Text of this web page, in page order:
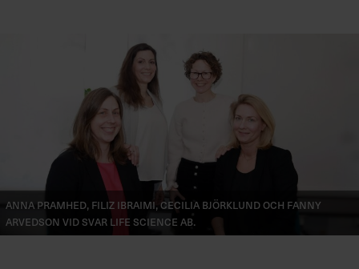
personuppgiftsbehandling
Anna Pramhed, Filiz Ibraimi, Cecilia Björklund och Fanny
Arvedson vid Svar Life Science AB.